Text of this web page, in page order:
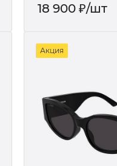
18 900₽/шт
Акция